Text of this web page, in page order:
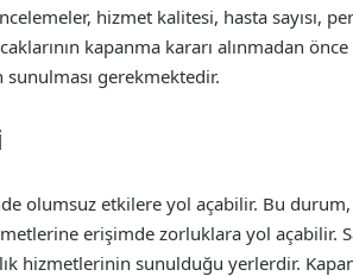
hizmet kalitesi, hasta sayısı,
kapanma kararı alınmadan önce
gerekmektedir.
olumsuz etkilere yol açabilir. Bu
erişimde zorluklara yol açabilir.
hizmetlerinin sunulduğu yerlerdir.